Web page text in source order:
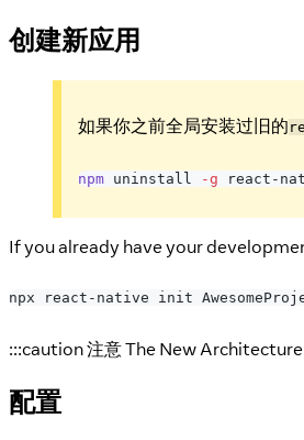
创建新应用
如果你之前全局安装过旧的
npm uninstall -g react-
If you already have your
npx react-native init
:::caution 注意 The New
配置